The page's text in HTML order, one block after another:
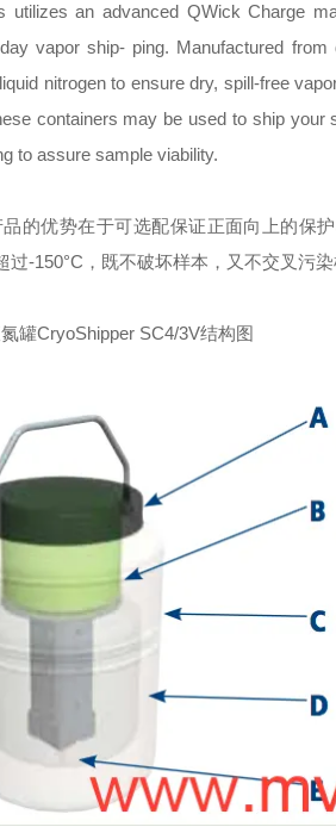
utilizes an advanced QWick Charge
vapor ship- ping. Manufactured
nitrogen to ensure dry, spill-free
containers may be used to ship your
to assure sample viability.
品的优势在于可选配保证正面向上的保
过-150°C，既不破坏样本，又不交叉污染
罐CryoShipper SC4/3V结构图